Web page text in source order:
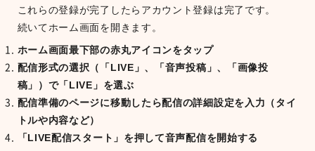
これらの登録が完了したらアカウント登録は完了です。
続いてホーム画面を開きます。
ホーム画面最下部の赤丸アイコンをタップ
配信形式の選択（「LIVE」、「音声投稿」、「画像投
稿」）で「LIVE」を選ぶ
配信準備のページに移動したら配信の詳細設定を入力（タイ
トルや内容など）
「LIVE配信スタート」を押して音声配信を開始する